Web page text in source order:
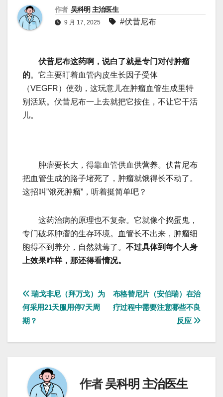
作者 吴科明 主治医生
9 月 17, 2025 #伏昔尼布
伏昔尼布这药啊，说白了就是专门对付肿瘤
的。它主要盯着血管内皮生长因子受体
（VEGFR）使劲，这玩意儿在肿瘤血管生成里特
别活跃。伏昔尼布一上去就把它按住，不让它干活
儿。
肿瘤要长大，得靠血管供血供营养。伏昔尼布
把血管生成的路子堵死了，肿瘤就饿得长不动了。
这招叫”饿死肿瘤”，听着挺简单吧？
这药治病的原理也不复杂。它就像个捣蛋鬼，
专门破坏肿瘤的生存环境。血管长不出来，肿瘤细
胞得不到养分，自然就蔫了。 不过具体到每个人身
上效果咋样，那还得看情况。
文
章
导
布格替尼片（安伯瑞）在治
疗过程中需要注意哪些不良
反应
瑞戈非尼（拜万戈）为
何采用21天服用停7天周
期？
作者吴科明 主治医生